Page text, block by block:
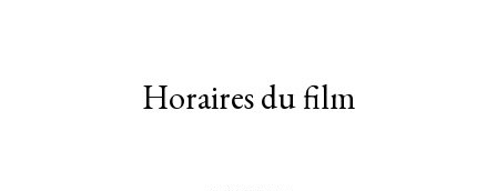
Horaires du film